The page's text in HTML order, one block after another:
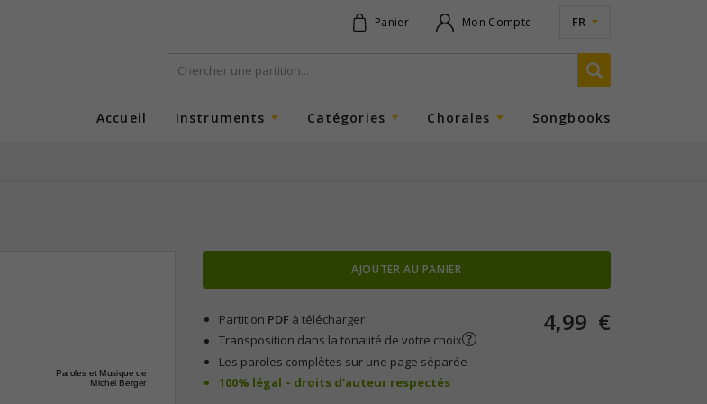
Panier Mon Compte FR
Accueil Instruments Catégories Chorales Songbooks
Paroles et Musique de
Michel Berger
AJOUTER AU PANIER
Partition PDF à télécharger
Transposition dans la tonalité de votre choix
Les paroles complètes sur une page séparée
100% légal – droits d’auteur respectés
4,99 €